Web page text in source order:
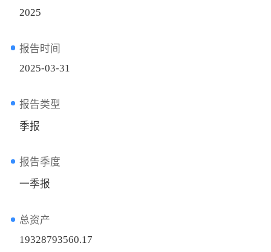
2025
报告时间
2025-03-31
报告类型
季报
报告季度
一季报
总资产
19328793560.17